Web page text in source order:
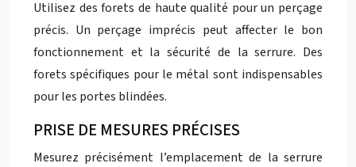
Utilisez des forets de haute qualité pour un perçage
précis. Un perçage imprécis peut affecter le bon
fonctionnement et la sécurité de la serrure. Des
forets spécifiques pour le métal sont indispensables
pour les portes blindées.
PRISE DE MESURES PRÉCISES
Mesurez précisément l’emplacement de la serrure